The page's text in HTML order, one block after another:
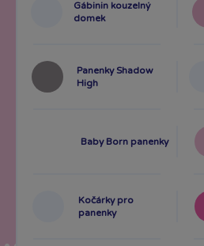
Gábinin kouzelný
domek
Panenky Shadow
High
Baby Born panenky
Kočárky pro
panenky